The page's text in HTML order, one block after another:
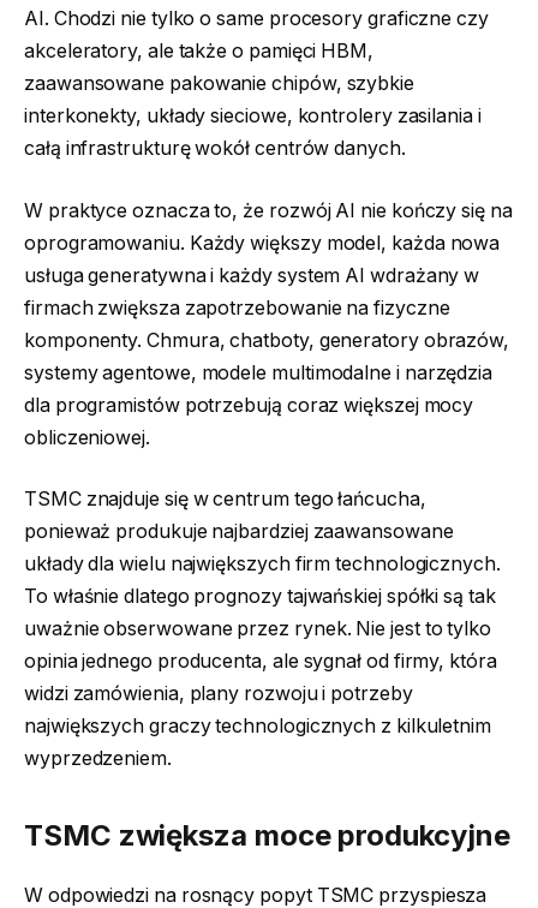
AI. Chodzi nie tylko o same procesory graficzne czy
akceleratory, ale także o pamięci HBM,
zaawansowane pakowanie chipów, szybkie
interkonekty, układy sieciowe, kontrolery zasilania i
całą infrastrukturę wokół centrów danych.
W praktyce oznacza to, że rozwój AI nie kończy się na
oprogramowaniu. Każdy większy model, każda nowa
usługa generatywna i każdy system AI wdrażany w
firmach zwiększa zapotrzebowanie na fizyczne
komponenty. Chmura, chatboty, generatory obrazów,
systemy agentowe, modele multimodalne i narzędzia
dla programistów potrzebują coraz większej mocy
obliczeniowej.
TSMC znajduje się w centrum tego łańcucha,
ponieważ produkuje najbardziej zaawansowane
układy dla wielu największych firm technologicznych.
To właśnie dlatego prognozy tajwańskiej spółki są tak
uważnie obserwowane przez rynek. Nie jest to tylko
opinia jednego producenta, ale sygnał od firmy, która
widzi zamówienia, plany rozwoju i potrzeby
największych graczy technologicznych z kilkuletnim
wyprzedzeniem.
TSMC zwiększa moce produkcyjne
W odpowiedzi na rosnący popyt TSMC przyspiesza